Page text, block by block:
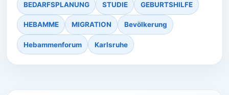
BEDARFSPLANUNG STUDIE GEBURTSHILFE
HEBAMME MIGRATION Bevölkerung
Hebammenforum Karlsruhe